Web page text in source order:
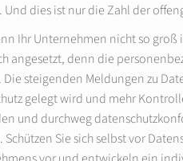
dies ist nur die Zahl der
Ihr Unternehmen nicht so
angesetzt, denn die
steigenden Meldungen zu
gelegt wird und mehr
und durchweg
Schützen Sie sich selbst vor